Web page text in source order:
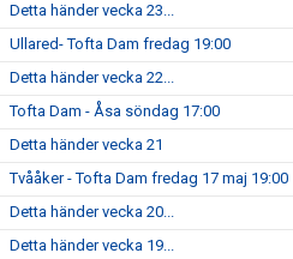
Detta händer vecka 23...
Ullared- Tofta Dam fredag 19:00
Detta händer vecka 22...
Tofta Dam - Åsa söndag 17:00
Detta händer vecka 21
Tvååker - Tofta Dam fredag 17 maj 19:00
Detta händer vecka 20...
Detta händer vecka 19...